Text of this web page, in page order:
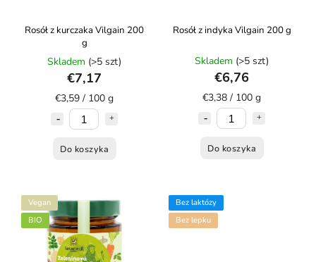
Rosół z kurczaka Vilgain 200
g
Skladem (>5 szt)
€7,17
€3,59 / 100 g
Do koszyka
Rosół z indyka Vilgain 200 g
Skladem (>5 szt)
€6,76
€3,38 / 100 g
Do koszyka
Vegan
BIO
Bez laktózy
Bez lepku